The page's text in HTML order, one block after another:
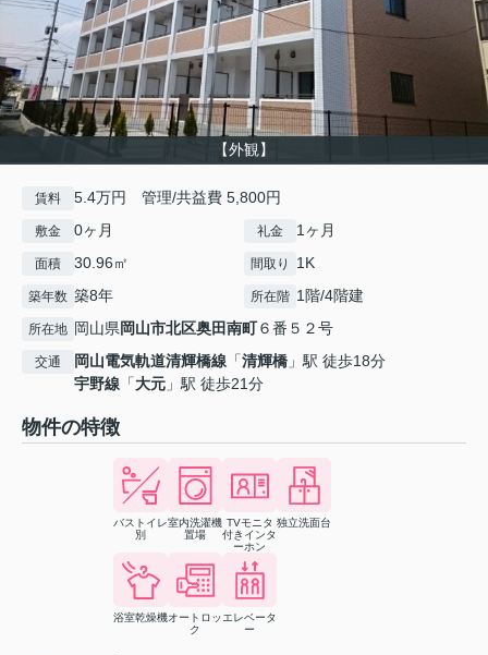
【外観】
賃料 5.4万円 管理/共益費 5,800円
敷金 0ヶ月 礼金 1ヶ月
面積 30.96㎡ 間取り 1K
築年数 築8年 所在階 1階/4階建
所在地 岡山県岡山市北区奥田南町６番５２号
交通 岡山電気軌道清輝橋線 「清輝橋 」駅 徒歩18分
宇野線 「大元 」駅 徒歩21分
物件の特徴
バストイレ
別
室内洗濯機
置場
TVモニタ
付きインタ
ーホン
独立洗面台
浴室乾燥機オートロッ
ク
エレベータ
ー